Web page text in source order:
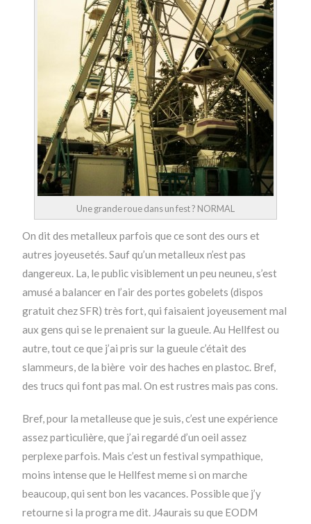
Une grande roue dans un fest ? NORMAL
On dit des metalleux parfois que ce sont des ours et
autres joyeusetés. Sauf qu’un metalleux n’est pas
dangereux. La, le public visiblement un peu neuneu, s’est
amusé a balancer en l’air des portes gobelets (dispos
gratuit chez SFR) très fort, qui faisaient joyeusement mal
aux gens qui se le prenaient sur la gueule. Au Hellfest ou
autre, tout ce que j’ai pris sur la gueule c’était des
slammeurs, de la bière voir des haches en plastoc. Bref,
des trucs qui font pas mal. On est rustres mais pas cons.
Bref, pour la metalleuse que je suis, c’est une expérience
assez particulière, que j’ai regardé d’un oeil assez
perplexe parfois. Mais c’est un festival sympathique,
moins intense que le Hellfest meme si on marche
beaucoup, qui sent bon les vacances. Possible que j’y
retourne si la progra me dit. J4aurais su que EODM